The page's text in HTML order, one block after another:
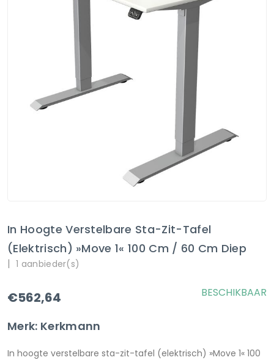
In Hoogte Verstelbare Sta-Zit-Tafel
(elektrisch) »Move 1« 100 Cm / 60 Cm Diep
| 1 aanbieder(s)
€562,64
Merk: Kerkmann
BESCHIKBAAR
In hoogte verstelbare sta-zit-tafel (elektrisch) »Move 1« 100